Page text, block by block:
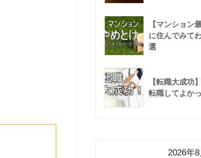
【マンション
に住んでみて
選
【転職大成功
転職してよか
2026年8